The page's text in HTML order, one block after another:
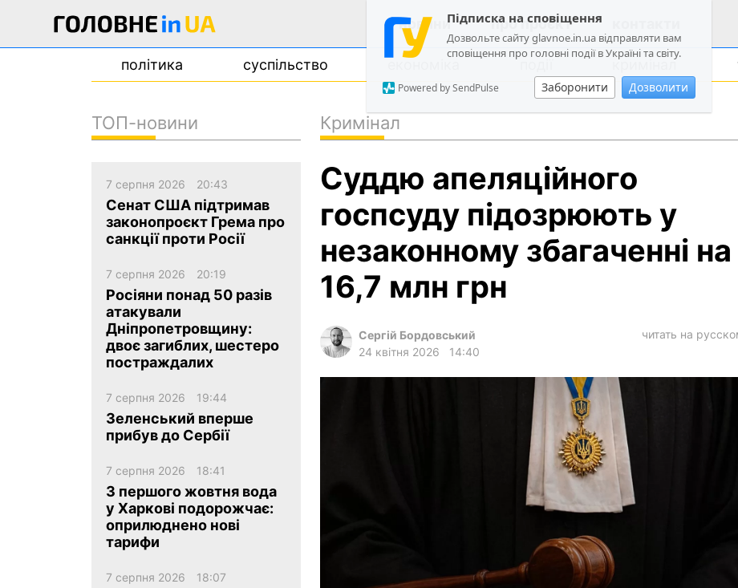
Підписка на сповіщення
Дозвольте сайту glavnoe.in.ua відправляти вам
сповіщення про головні події в Україні та світу.
Заборонити Дозволити
Powered by SendPulse
новини про проєкт
політика суспільство кримінал
політика
суспільство
події
кримінал
архів
gambling
en
Кримінал
Суддю апеляційного
госпсуду підозрюють у
незаконному збагаченні на
16,7 млн грн
Сергій Бордовський
24 квітня 2026
14:40
читать на
ТОП-новини
7 серпня 2026 20:43
Сенат США підтримав
законопроєкт Грема про
санкції проти Росії
7 серпня 2026 20:19
Росіяни понад 50 разів
атакували
Дніпропетровщину:
двоє загиблих, шестеро
постраждалих
7 серпня 2026 19:44
Зеленський вперше
прибув до Сербії
7 серпня 2026 18:41
З першого жовтня вода
у Харкові подорожчає:
оприлюднено нові
тарифи
7 серпня 2026 18:07